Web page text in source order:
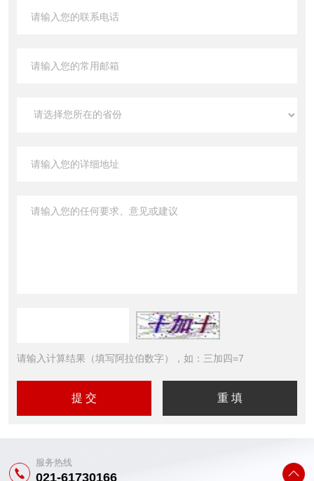
请输入计算结果（填写阿拉伯数字），如：三加四=7
服务热线
021-61730166